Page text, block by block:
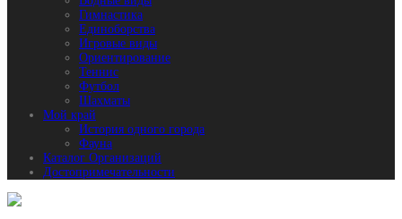
Гимнастика
Единоборства
Игровые виды
Ориентирование
Теннис
Футбол
Шахматы
Мой край
История одного города
Фауна
Каталог Организаций
Достопримечательности